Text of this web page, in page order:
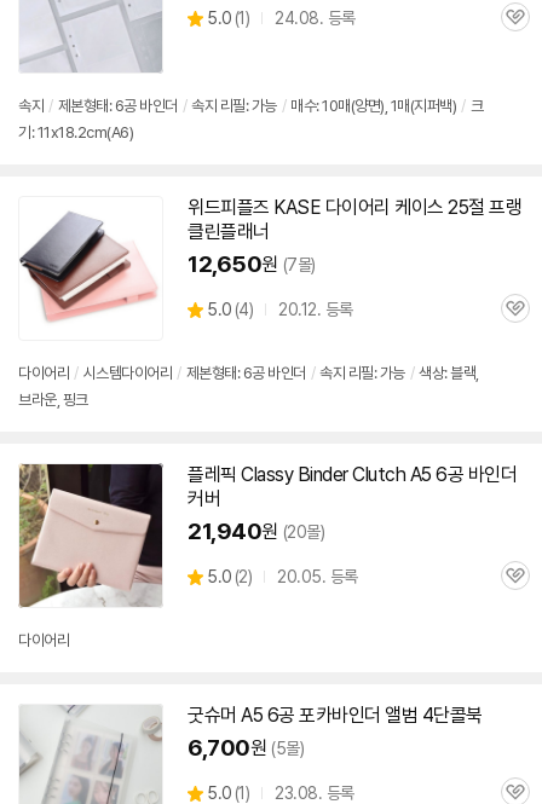
별
5.0 (상
뷰
1) 24.08. 등록
관
속지 / 제본형태: 6공바인더 / 속지 리필: 가능 / 매수: 10매(양면), 1매(지퍼백) / 크
기: 11x18.2cm(A6)
위드피플즈 KASE 다이어리 케이스 25절 프랭
클린플래너
12,650원 (7몰)
별
5.0 (상
4) 20.12. 등록
관
다이어리 / 시스템다이어리 / 제본형태: 6공바인더 / 속지 리필: 가능 / 색상: 블랙,
브라운, 핑크
플레픽 Classy Binder Clutch A5 6공 바인더
커버
21,940원 (20몰)
별
5.0 (상
2) 20.05. 등록
관
다이어리
굿슈머 A5 6공 포카바인더 앨범 4단콜북
6,700원 (5몰)
5.0 (상
1) 23.08. 등록